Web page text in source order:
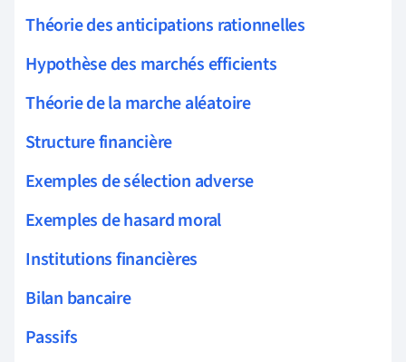
Théorie des anticipations rationnelles
Hypothèse des marchés efficients
Théorie de la marche aléatoire
Structure financière
Exemples de sélection adverse
Exemples de hasard moral
Institutions financières
Bilan bancaire
Passifs